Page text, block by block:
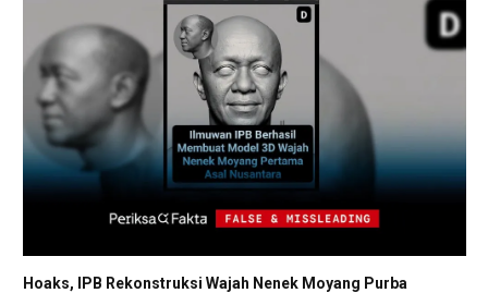
Hoaks, IPB Rekonstruksi Wajah Nenek Moyang Purba